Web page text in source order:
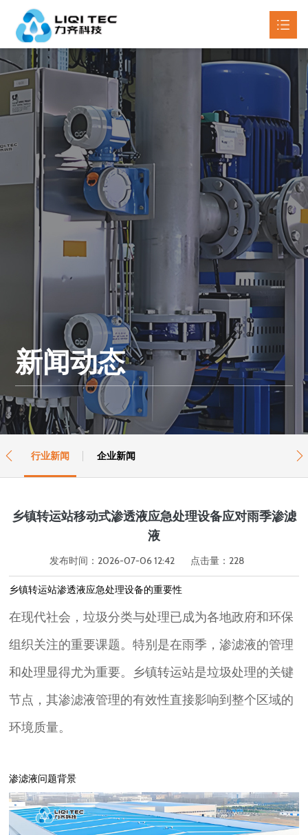
首页
关于我们
产品中心 
新闻动态 
工程案例
联系我们
新闻动态
行业新闻 企业新闻
 
乡镇转运站移动式渗透液应急处理设备应对雨季渗滤
液
发布时间：2026-07-06 12:42 点击量： 228
乡镇转运站渗透液应急处理设备的重要性
在现代社会，垃圾分类与处理已成为各地政府和环保
组织关注的重要课题。特别是在雨季，渗滤液的管理
和处理显得尤为重要。乡镇转运站是垃圾处理的关键
节点，其渗滤液管理的有效性直接影响到整个区域的
环境质量。
渗滤液问题背景